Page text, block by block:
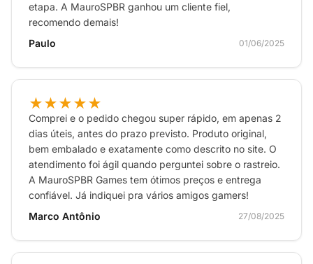
etapa. A MauroSPBR ganhou um cliente fiel,
recomendo demais!
Paulo
01/06/2025
★★★★★
Comprei e o pedido chegou super rápido, em apenas 2
dias úteis, antes do prazo previsto. Produto original,
bem embalado e exatamente como descrito no site. O
atendimento foi ágil quando perguntei sobre o rastreio.
A MauroSPBR Games tem ótimos preços e entrega
confiável. Já indiquei pra vários amigos gamers!
Marco Antônio
27/08/2025